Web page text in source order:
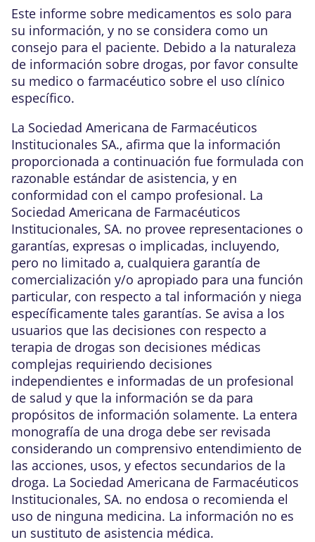
Este informe sobre medicamentos es solo para
su información, y no se considera como un
consejo para el paciente. Debido a la naturaleza
de información sobre drogas, por favor consulte
su medico o farmacéutico sobre el uso clínico
específico.
La Sociedad Americana de Farmacéuticos
Institucionales SA., afirma que la información
proporcionada a continuación fue formulada con
razonable estándar de asistencia, y en
conformidad con el campo profesional. La
Sociedad Americana de Farmacéuticos
Institucionales, SA. no provee representaciones o
garantías, expresas o implicadas, incluyendo,
pero no limitado a, cualquiera garantía de
comercialización y/o apropiado para una función
particular, con respecto a tal información y niega
específicamente tales garantías. Se avisa a los
usuarios que las decisiones con respecto a
terapia de drogas son decisiones médicas
complejas requiriendo decisiones
independientes e informadas de un profesional
de salud y que la información se da para
propósitos de información solamente. La entera
monografía de una droga debe ser revisada
considerando un comprensivo entendimiento de
las acciones, usos, y efectos secundarios de la
droga. La Sociedad Americana de Farmacéuticos
Institucionales, SA. no endosa o recomienda el
uso de ninguna medicina. La información no es
un sustituto de asistencia médica.